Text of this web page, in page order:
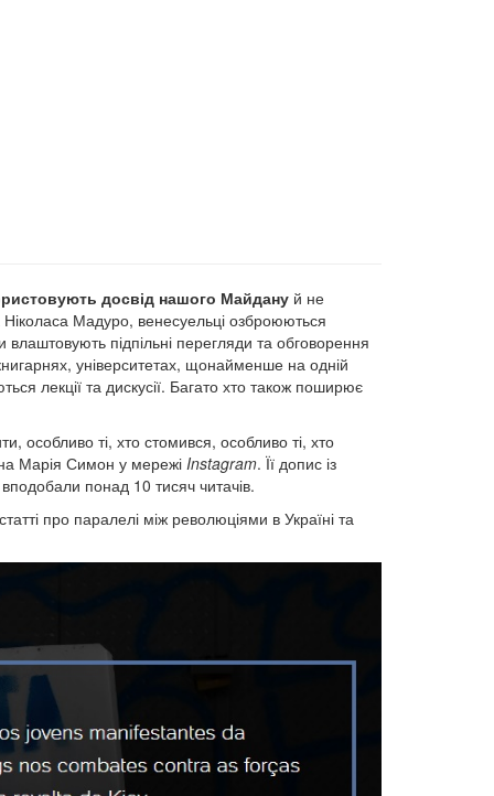
досвід нашого Майдануй не
Мадуро, венесуельці озброюються
підпільні перегляди та обговорення
університетах, щонайменше на одній
лекції та дискусії. Багато хто також поширює
особливо ті, хто стомився, особливо ті, хто
Марія Симон у мережі Instagram. Її допис із
понад 10 тисяч читачів.
про паралелі між революціями в Україні та